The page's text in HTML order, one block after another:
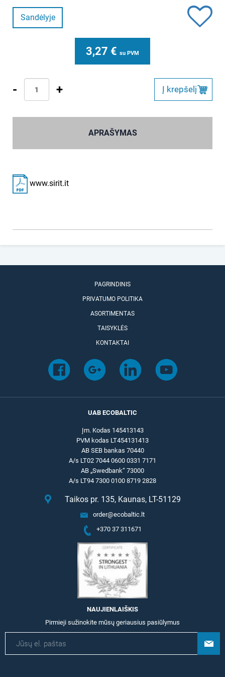
Sandėlyje
3,27 € su PVM
- + Į krepšelį
APRAŠYMAS
www.sirit.it
PAGRINDINIS
PRIVATUMO POLITIKA
ASORTIMENTAS
TAISYKLĖS
KONTAKTAI
UAB ECOBALTIC
Įm. Kodas 145413143
PVM kodas LT454131413
AB SEB bankas 70440
A/s LT02 7044 0600 0331 7171
AB „Swedbank“ 73000
A/s LT94 7300 0100 8719 2828
Taikos pr. 135, Kaunas, LT-51129
order@ecobaltic.lt
+370 37 311671
NAUJIENLAIŠKIS
Pirmieji sužinokite mūsų geriausius pasiūlymus